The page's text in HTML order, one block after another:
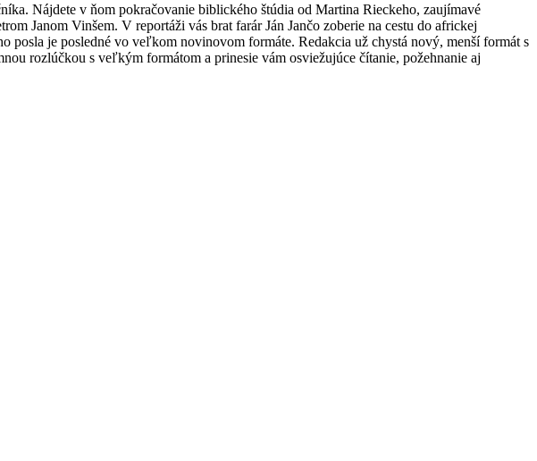
Nájdete v ňom pokračovanie biblického štúdia od Martina Rieckeho, zaujímavé
Janom Vinšem. V reportáži vás brat farár Ján Jančo zoberie na cestu do africkej
je posledné vo veľkom novinovom formáte. Redakcia už chystá nový, menší formát s
rozlúčkou s veľkým formátom a prinesie vám osviežujúce čítanie, požehnanie aj